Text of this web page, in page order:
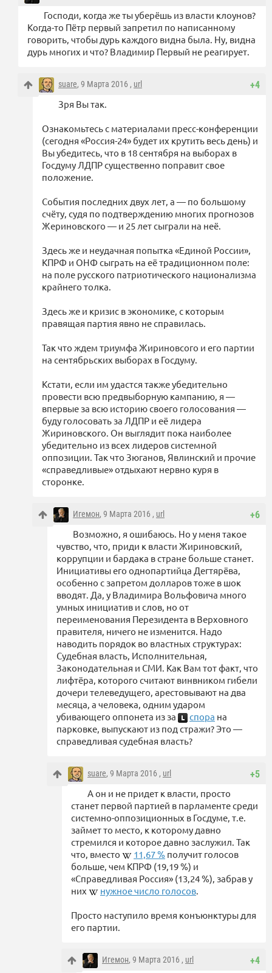
Господи, когда же ты уберёшь из власти клоунов?
Когда-то Пётр первый запретил по написанному
говорить, чтобы дурь каждого видна была. Ну, видна
дурь многих и что? Владимир Первый не реагирует.
+4
suare, 9 Марта 2016 , url
Зря Вы так.
Ознакомьтесь с материалами пресс-конференции
(сегодня «Россия-24» будет их крутить весь день) и
Вы убедитесь, что в 18 сентября на выборах в
Госдуму ЛДПР существенно поправит свое
положение.
События последних двух лет, а — по большому
счёту, судя по подтверждению многих прогнозов
Жериновского — и 25 лет сыграли на неё.
Здесь же и неудачная попытка «Единой России»,
КПРФ и ОНФ сыграть на её традиционном поле:
на поле русского патриотического национализма
крайнего толка.
Здесь же и кризис в экономике, с которым
правящая партия явно не справилась.
Так что ждем триумфа Жириновсого и его партии
на сентябрьских выборах в Госдуму.
Кстати, если им удастся также убедительно
провести всю предвыборную кампанию, я —
впервые за всю историю своего голосования —
буду голосовать за ЛДПР и её лидера
Жириновского. Он выглядит пока наиболее
убедительно из всех лидеров системной
оппозиции. Так что Зюганов, Явлинский и прочие
«справедливые» отдыхают нервно куря в
сторонке.
+6
Игемон, 9 Марта 2016 , url
Возможно, я ошибаюсь. Но у меня такое
чувство, что, приди к власти Жириновский,
коррупции и бардака в стране больше станет.
Инициативы его однопартийца Дегтярёва,
особенно с запретом долларов тоже в шок
вводят. Да, у Владимира Вольфовича много
умных инициатив и слов, но от
переименования Перезидента в Верховного
правителя, ничего не изменится. Надо
наводить порядок во властных структурах:
Судебная власть, Исполнительная,
Законодательная и СМИ. Как Вам тот факт, что
лифтёра, которого считают винвником гибели
дочери телеведущего, арестовывают на два
месяца, а человека, одним ударом
убивающего оппонета из за
спора на
парковке, выпускают из под стражи? Это —
справедливая судебная власть?
+5
suare, 9 Марта 2016 , url
А он и не придет к власти, просто
станет первой партией в парламенте среди
системно-оппозиционных в Госдуме, т.е.
займет то место, к которому давно
стремился и которое давно заслужил. Так
что, вместо
11,67 % получит голосов
больше, чем КПРФ (19,19 %) и
«Справедливая Россия» (13,24 %), забрав у
них
нужное число голосов.
Просто наступило время конъюнктуры для
его партии.
+4
Игемон, 9 Марта 2016 , url